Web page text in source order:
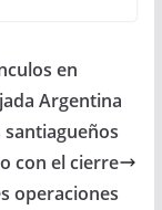
en
Argentina
con el cierre
operaciones